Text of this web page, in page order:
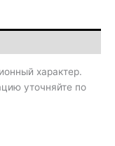
характер.
уточняйте по